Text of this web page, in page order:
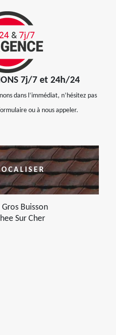
7j/7 et 24h/24
dans l’immédiat, n’hésitez pas
ou à nous appeler.
Gros Buisson
Sur Cher